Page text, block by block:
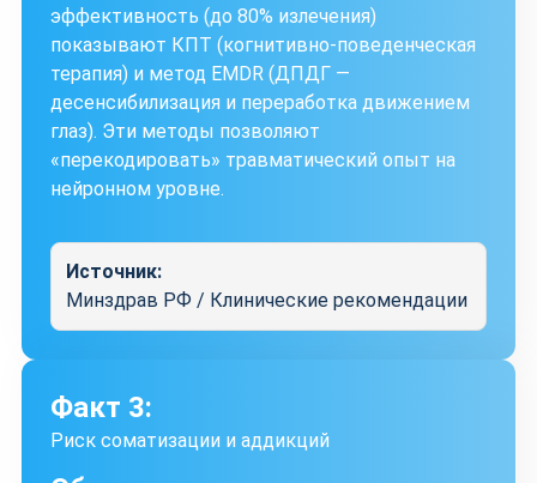
эффективность (до 80% излечения)
показывают КПТ (когнитивно-поведенческая
терапия) и метод EMDR (ДПДГ —
десенсибилизация и переработка движением
глаз). Эти методы позволяют
«перекодировать» травматический опыт на
нейронном уровне.
Источник:
Минздрав РФ / Клинические рекомендации
Факт 3:
Риск соматизации и аддикций